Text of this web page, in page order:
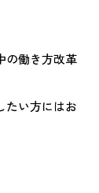
の働き方改革
たい方にはお